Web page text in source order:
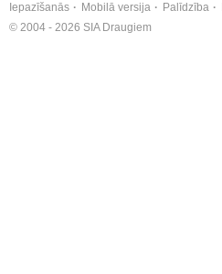
Iepazīšanās Mobilā versija Palīdzība
© 2004 - 2026 SIA Draugiem